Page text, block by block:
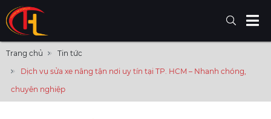
Trang chủ
Tin tức
Dịch vụ sửa xe nâng tận nơi uy tín tại TP. HCM – Nhanh chóng,
chuyên nghiệp